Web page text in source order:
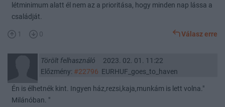
létminimum alatt él nem az a prioritása, hogy minden nap lássa a
családját.
1 0 Válasz erre
Törölt felhasználó
2023. 02. 01. 11:22
Előzmény: #22796 EURHUF_goes_to_haven
Én is élhetnék kint. Ingyen ház,rezsi,kaja,munkám is lett volna."
Milánóban. "